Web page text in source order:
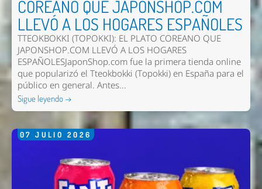
COREANO QUE JAPONSHOP.COM
LLEVÓ A LOS HOGARES ESPAÑOLES
TTEOKBOKKI (TOPOKKI): EL PLATO COREANO QUE
JAPONSHOP.COM LLEVÓ A LOS HOGARES
ESPAÑOLESJaponShop.com fue la primera tienda online
que popularizó el Tteokbokki (Topokki) en España para el
público en general. Antes...
Sigue leyendo →
07 JULIO 2026